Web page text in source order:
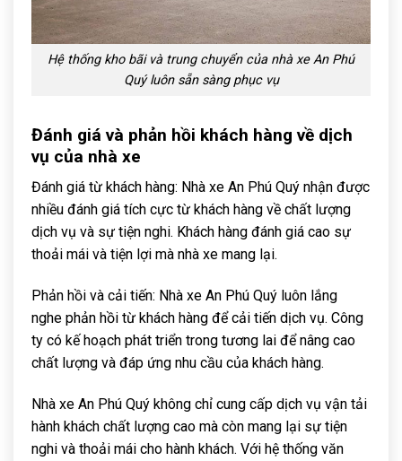
Hệ thống kho bãi và trung chuyển của nhà xe An Phú
Quý luôn sẵn sàng phục vụ
Đánh giá và phản hồi khách hàng về dịch
vụ của nhà xe
Đánh giá từ khách hàng: Nhà xe An Phú Quý nhận được
nhiều đánh giá tích cực từ khách hàng về chất lượng
dịch vụ và sự tiện nghi. Khách hàng đánh giá cao sự
thoải mái và tiện lợi mà nhà xe mang lại.
Phản hồi và cải tiến: Nhà xe An Phú Quý luôn lắng
nghe phản hồi từ khách hàng để cải tiến dịch vụ. Công
ty có kế hoạch phát triển trong tương lai để nâng cao
chất lượng và đáp ứng nhu cầu của khách hàng.
Nhà xe An Phú Quý không chỉ cung cấp dịch vụ vận tải
hành khách chất lượng cao mà còn mang lại sự tiện
nghi và thoải mái cho hành khách. Với hệ thống văn